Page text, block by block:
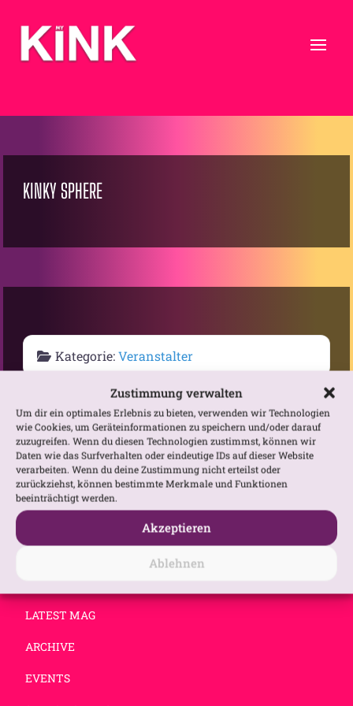
Zustimmung verwalten
Um dir ein optimales Erlebnis zu bieten, verwenden wir Technologien
wie Cookies, um Geräteinformationen zu speichern und/oder darauf
zuzugreifen. Wenn du diesen Technologien zustimmst, können wir
Daten wie das Surfverhalten oder eindeutige IDs auf dieser Website
verarbeiten. Wenn du deine Zustimmung nicht erteilst oder
zurückziehst, können bestimmte Merkmale und Funktionen
beeinträchtigt werden.
Akzeptieren
Ablehnen
KINKY SPHERE
Kategorie:Veranstalter
NEW
LATEST MAG
ARCHIVE
EVENTS